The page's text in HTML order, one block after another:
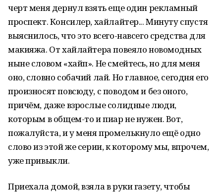
черт меня дернул взять еще один рекламный
проспект. Консилер, хайлайтер... Минуту спустя
выяснилось, что это всего-навсего средства для
макияжа. От хайлайтера повеяло новомодных
ныне словом «хайп». Не смейтесь, но для меня
оно, словно собачий лай. Но главное, сегодня его
произносят повсюду, с поводом и без оного,
причём, даже взрослые солидные люди,
которым в общем-то и пиар не нужен. Вот,
пожалуйста, и у меня промелькнуло ещё одно
слово из этой же серии, к которому мы, впрочем,
уже привыкли.
Приехала домой, взяла в руки газету, чтобы